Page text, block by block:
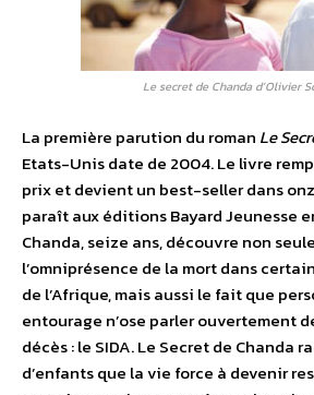
Le secret de Chanda d’Olivier
La première parution du roman Le
Etats-Unis date de 2004. Le livre
prix et devient un best-seller dans
paraît aux éditions Bayard Jeunesse
Chanda, seize ans, découvre non
l’omniprésence de la mort dans
de l’Afrique, mais aussi le fait que
entourage n’ose parler ouvertement
décès : le SIDA. Le Secret de Chanda
d’enfants que la vie force à devenir